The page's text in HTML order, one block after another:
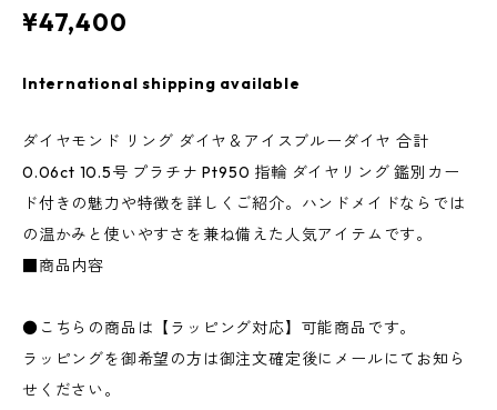
¥47,400
International shipping available
ダイヤモンド リング ダイヤ＆アイスブルーダイヤ 合計
0.06ct 10.5号 プラチナ Pt950 指輪 ダイヤリング 鑑別カー
ド付きの魅力や特徴を詳しくご紹介。ハンドメイドならでは
の温かみと使いやすさを兼ね備えた人気アイテムです。
■商品内容
●こちらの商品は【ラッピング対応】可能商品です。
ラッピングを御希望の方は御注文確定後にメールにてお知ら
せください。